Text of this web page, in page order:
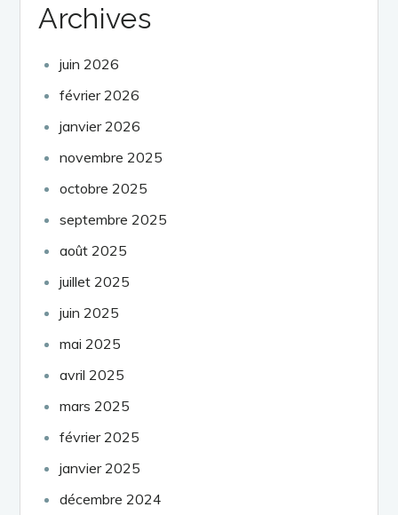
Archives
juin 2026
février 2026
janvier 2026
novembre 2025
octobre 2025
septembre 2025
août 2025
juillet 2025
juin 2025
mai 2025
avril 2025
mars 2025
février 2025
janvier 2025
décembre 2024